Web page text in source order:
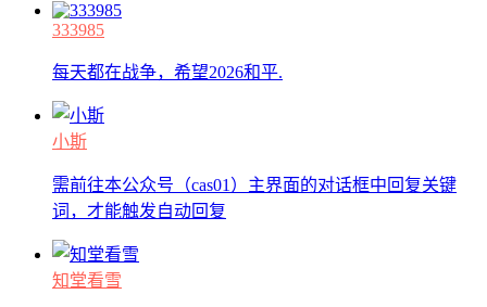
333985
每天都在战争，希望2026和平.
小斯
需前往本公众号（cas01）主界面的对话框中回复关键
词，才能触发自动回复
知堂看雪